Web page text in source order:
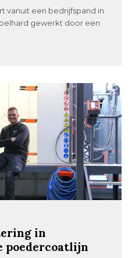
vanuit een bedrijfspand in
gewerkt door een
in
poedercoatlijn